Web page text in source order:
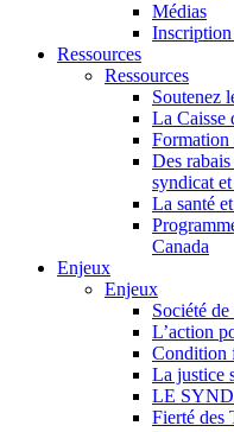
Médias
Ressources
Ressources
Soutenez
La Caisse
Formation
Des
syndicat
La santé
Canada
Enjeux
Enjeux
Société
L’action
Condition
La justice
LE
Fierté des